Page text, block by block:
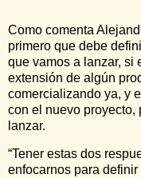
Como comenta
primero que debe
que vamos a lanzar, si
extensión de algún
comercializando ya, y
con el nuevo proyecto,
lanzar.
“Tener estas dos
enfocarnos para